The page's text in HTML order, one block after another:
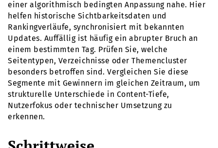
einer algorithmisch bedingten Anpassung nahe. Hier
helfen historische Sichtbarkeitsdaten und
Rankingverläufe, synchronisiert mit bekannten
Updates. Auffällig ist häufig ein abrupter Bruch an
einem bestimmten Tag. Prüfen Sie, welche
Seitentypen, Verzeichnisse oder Themencluster
besonders betroffen sind. Vergleichen Sie diese
Segmente mit Gewinnern im gleichen Zeitraum, um
strukturelle Unterschiede in Content-Tiefe,
Nutzerfokus oder technischer Umsetzung zu
erkennen.